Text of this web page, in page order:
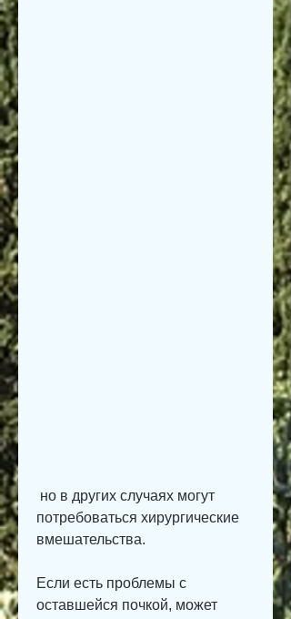
потребоваться хирургические
вмешательства.
Если есть проблемы с
оставшейся почкой, может